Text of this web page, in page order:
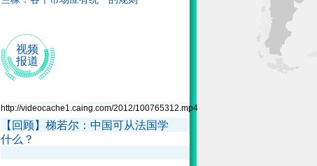
视频
报道
http://videocache1.caing.com/2012/100765312.mp4
【回顾】梯若尔：中国可从法国学
什么？